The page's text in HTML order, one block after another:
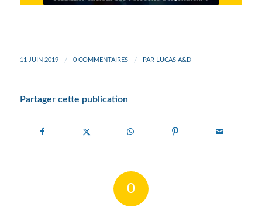
11 JUIN 2019 / 0 COMMENTAIRES / PAR LUCAS A&D
Partager cette publication
0